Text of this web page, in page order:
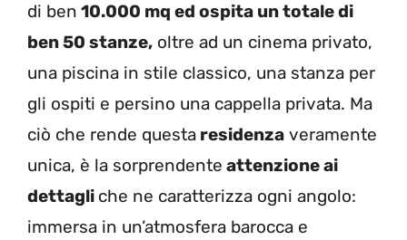
di ben 10.000 mq ed ospita un totale di
ben 50 stanze, oltre ad un cinema privato,
una piscina in stile classico, una stanza per
gli ospiti e persino una cappella privata. Ma
ciò che rende questa residenza veramente
unica, è la sorprendente attenzione ai
dettagli che ne caratterizza ogni angolo:
immersa in un’atmosfera barocca e